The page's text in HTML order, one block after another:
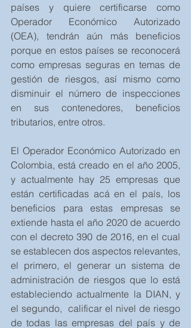
países y quiere certificarse como
Operador Económico Autorizado
(OEA), tendrán aún más beneficios
porque en estos países se reconocerá
como empresas seguras en temas de
gestión de riesgos, así mismo como
disminuir el número de inspecciones
en sus contenedores, beneficios
tributarios, entre otros.
El Operador Económico Autorizado en
Colombia, está creado en el año 2005,
y actualmente hay 25 empresas que
están certificadas acá en el país, los
beneficios para estas empresas se
extiende hasta el año 2020 de acuerdo
con el decreto 390 de 2016, en el cual
se establecen dos aspectos relevantes,
el primero, el generar un sistema de
administración de riesgos que lo está
estableciendo actualmente la DIAN, y
el segundo,  calificar el nivel de riesgo
de todas las empresas del país y de